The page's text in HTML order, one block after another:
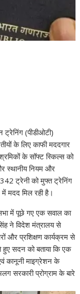
ट्रेनिंग (पीडीओटी)
के लिए काफी मददगार
श्रमिकों के सॉफ्ट स्किल्स को
स्थानीय नियम और
ट्रेनी को मुफ्त ट्रेनिंग
मदद मिल रही है।
में पूछे गए एक सवाल का
ने विदेश मंत्रालय से
और प्रशिक्षण कार्यक्रम से
हुए सदन को बताया कि एक
कानूनी माइग्रेशन के
सरकारी प्रोग्राम के बारे